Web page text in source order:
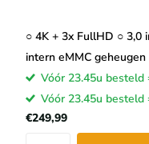
○ 4K + 3x FullHD ○ 3,0
intern eMMC geheugen
Vóór 23.45u besteld
Vóór 23.45u besteld
€249,99